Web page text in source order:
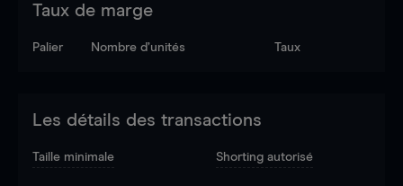
Taux de marge
Palier Nombre d’unités Taux
Les détails des transactions
Taille minimale Shorting autorisé